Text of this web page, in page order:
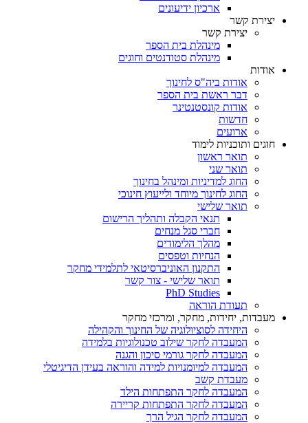
ארכיון ידיעונים
יצירת קשר
יצירת קשר
מינהלת בית הספר
מינהלת סטודנטים וחוגים
אודות
אודות ביה"ס לחינוך
דבר ראשת בית הספר
אודות קונסטנטינר
חדשות
ארועים
חוגים ותוכניות לימוד
תואר ראשון
תואר שני
החוג למדיניות ומינהל בחינוך
החוג לחינוך מיוחד ולייעוץ חינוכי
תואר שלישי
תנאי הקבלה ותהליך הרישום
חברי סגל מנחים
מהלך הלימודים
הנחיות וטפסים
התקנון האוניברסיטאי לתלמידי מחקר
תואר שלישי - צור קשר
PhD Studies
תעודת הוראה
מעבדות, יחידות, מחקר, ומרכזי מחקר
היחידה לסוציולוגיה של החינוך והקהילה
המעבדה לחקר שילוב טכנולוגיות בלמידה
המעבדה לחקר גורמי סיכון והגנה
המעבדה למיומנויות למידה והוראה בעידן הדיגיטלי
מעבדת קשב
המעבדה לחקר התפתחות הילד
המעבדה לחקר התפתחות קריירה
המעבדה לחקר הגיל הרך